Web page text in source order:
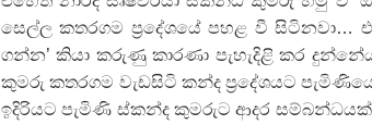
සෙල්ල කතරගම ප‍්‍රදේශයේ පහළ වී සිටිනවා…
ගන්න’ කියා කරුණු කාරණා පැහැදිළි කර
කුමරු කතරගම වැඩසිටි කන්ද ප‍්‍රදේශයට
ඉදිරියට පැමිණි ස්කන්ද කුමරුට ආදර